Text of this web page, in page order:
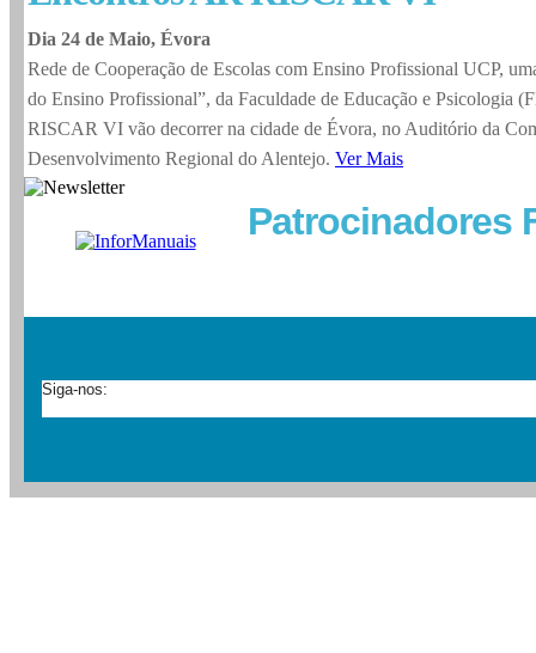
Dia 24 de Maio, Évora
Rede de Cooperação de Escolas com Ensino Profissional UCP,
do Ensino Profissional”, da Faculdade de Educação e Psicologia
RISCAR VI vão decorrer na cidade de Évora, no Auditório da
Desenvolvimento Regional do Alentejo. Ver Mais
Patrocinadores
Siga-nos: